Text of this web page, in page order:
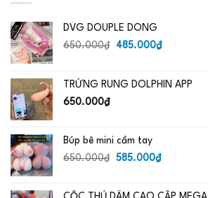
DVG DOUPLE DONG
650.000₫
Giá
650.000₫.
485.000₫Giá
là:
TRỨNG RUNG DOLPHIN APP
650.000₫
Búp bê mini cầm tay
650.000₫
Giá
585.000₫Giá